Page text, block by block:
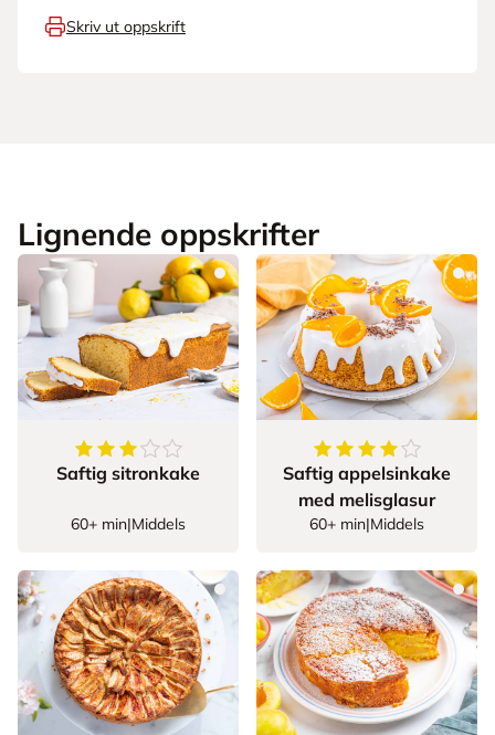
Skriv ut oppskrift
Lignende oppskrifter
3.5128205128205128
stjerner
Saftig sitronkake
60+ min|Middels
4.25av 5stjerner
Saftig appelsinkake
med melisglasur
60+ min|Middels